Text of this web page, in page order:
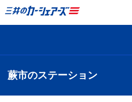
蕨市のステーション